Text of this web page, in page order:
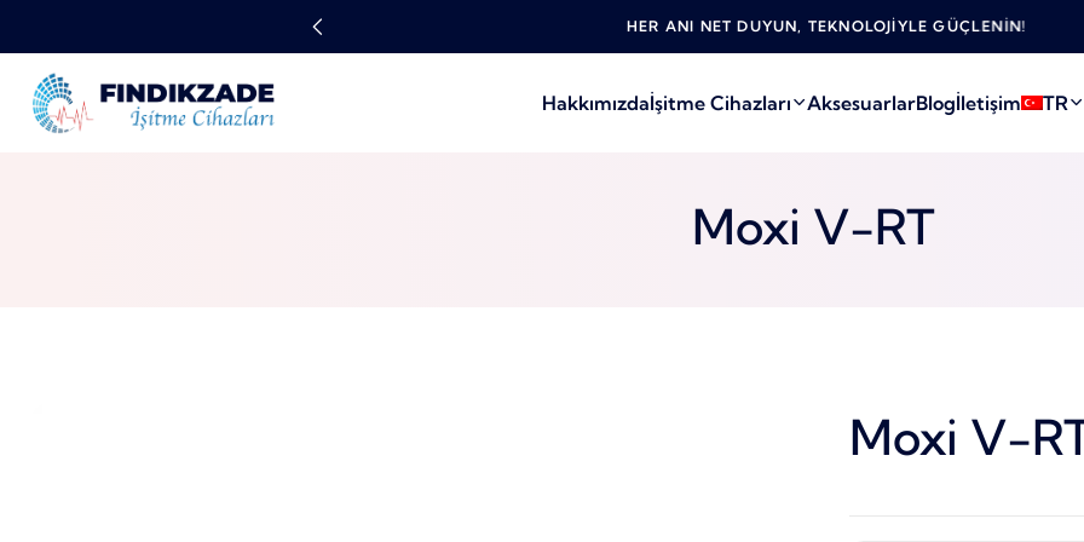
HER ANI NET DUYUN, TEKNOLOJIYLE GÜÇLENIN!
Hakkımızdaİşitme Cihazları AksesuarlarBlogİletişim TR
Moxi V-RT
Moxi V-